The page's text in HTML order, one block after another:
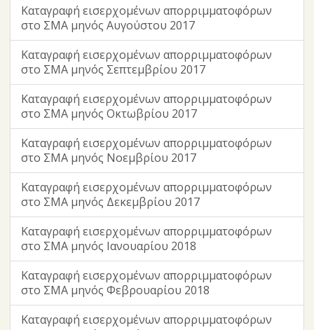
Καταγραφή εισερχομένων απορριμματοφόρων
στο ΣΜΑ μηνός Αυγούστου 2017
Καταγραφή εισερχομένων απορριμματοφόρων
στο ΣΜΑ μηνός Σεπτεμβρίου 2017
Καταγραφή εισερχομένων απορριμματοφόρων
στο ΣΜΑ μηνός Οκτωβρίου 2017
Καταγραφή εισερχομένων απορριμματοφόρων
στο ΣΜΑ μηνός Νοεμβρίου 2017
Καταγραφή εισερχομένων απορριμματοφόρων
στο ΣΜΑ μηνός Δεκεμβρίου 2017
Καταγραφή εισερχομένων απορριμματοφόρων
στο ΣΜΑ μηνός Ιανουαρίου 2018
Καταγραφή εισερχομένων απορριμματοφόρων
στο ΣΜΑ μηνός Φεβρουαρίου 2018
Καταγραφή εισερχομένων απορριμματοφόρων